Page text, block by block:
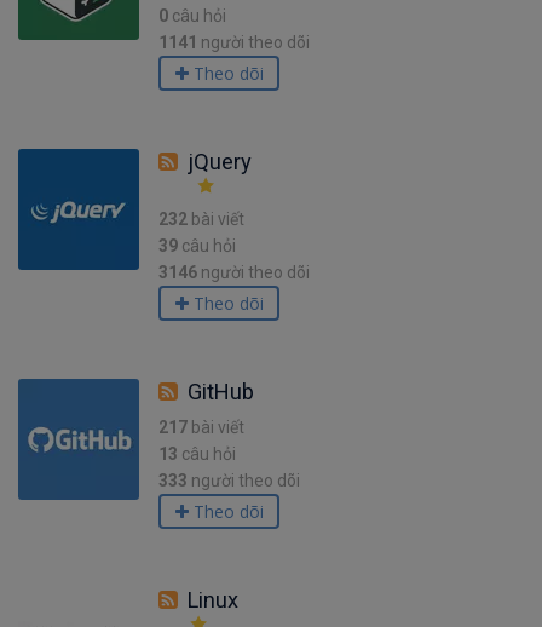
0 câu hỏi
1141 người theo dõi
Theo dõi
jQuery
232 bài viết
39 câu hỏi
3146 người theo dõi
Theo dõi
GitHub
217 bài viết
13 câu hỏi
333 người theo dõi
Theo dõi
Linux